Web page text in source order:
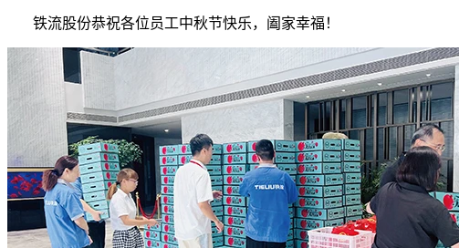
铁流股份恭祝各位员工中秋节快乐，阖家幸福！